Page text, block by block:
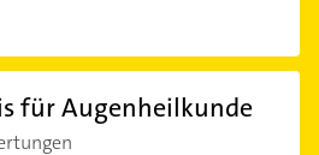
für Augenheilkunde